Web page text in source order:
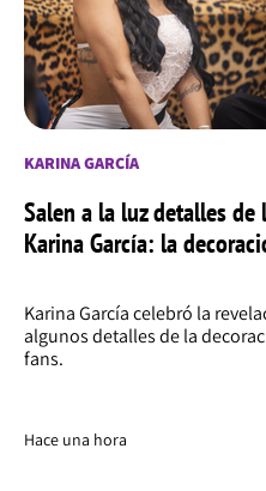
KARINA GARCÍA
Salen a la luz detalles
Karina García: la
Karina García celebró la
algunos detalles de la
fans.
Hace una hora